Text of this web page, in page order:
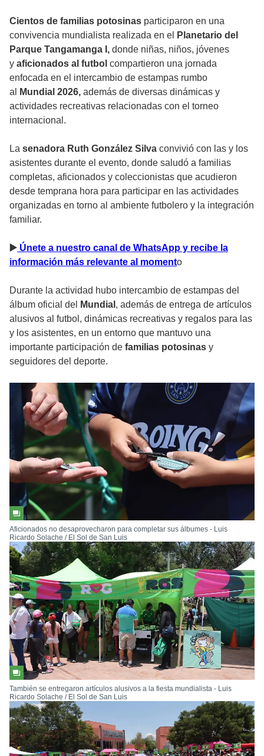
Cientos de familias potosinas participaron en una
convivencia mundialista realizada en el
Planetario del
Parque Tangamanga I, donde niñas, niños, jóvenes
y aficionados al futbol compartieron una jornada
enfocada en el intercambio de estampas rumbo
al
Mundial 2026, además de diversas dinámicas y
actividades recreativas relacionadas con el torneo
internacional.
La senadora Ruth González Silva convivió con las y los
asistentes durante el evento, donde saludó a familias
completas, aficionados y coleccionistas que acudieron
desde temprana hora para participar en las actividades
organizadas en torno al ambiente futbolero y la integración
familiar.
▶ ️ Únete a nuestro canal de WhatsApp y recibe la
información más relevante al momento
Durante la actividad hubo intercambio de estampas del
álbum oficial del
Mundial , además de entrega de artículos
alusivos al futbol, dinámicas recreativas y regalos para las
y los asistentes, en un entorno que mantuvo una
importante participación de familias potosinas y
seguidores del deporte.
Aficionados no desaprovecharon para completar sus álbumes - Luis
Ricardo Solache / El Sol de San Luis
También se entregaron artículos alusivos a la fiesta mundialista - Luis
Ricardo Solache / El Sol de San Luis